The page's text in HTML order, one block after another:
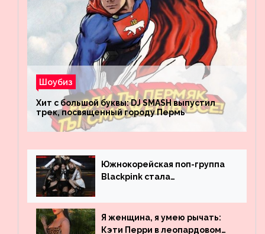
Шоубиз
Хит с большой буквы: DJ SMASH выпустил
трек, посвященный городу Пермь
Южнокорейская поп-группа
Blackpink стала
просмотрам на YouTube. Они
обогнали даже Джастина
Бибера
Я женщина, я умею рычать:
Кэти Перри в леопардовом